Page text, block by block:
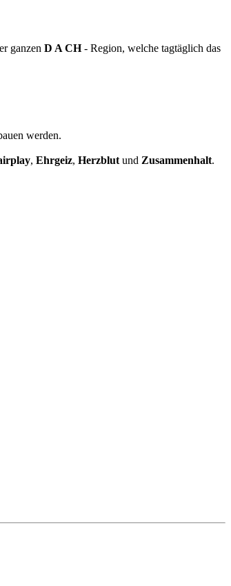
ganzen D A CH- Region, welche tagtäglich das
werden.
, Ehrgeiz, Herzblut und Zusammenhalt.